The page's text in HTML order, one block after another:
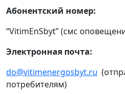
Абонентский номер:
“VitimEnSbyt” (смс
Электронная почта:
do@vitimenergosbyt.ru
потребителям)